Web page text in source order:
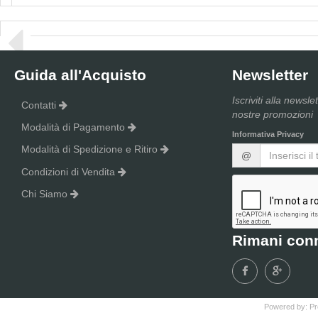
Guida all'Acquisto
Contatti
Modalità di Pagamento
Modalità di Spedizione e Ritiro
Condizioni di Vendita
Chi Siamo
Newsletter
Iscriviti alla
nostre promozioni
Informativa Privacy
@
Rimani
Powered by: